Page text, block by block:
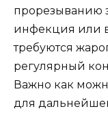
прорезыванию
инфекция или
требуются
регулярный
Важно как
для